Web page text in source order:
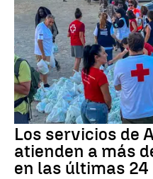
Los servicios de
atienden a más
en las últimas 24